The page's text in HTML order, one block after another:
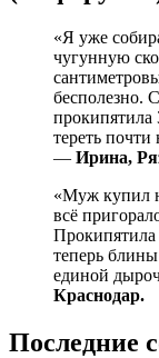
«Я уже
чугунную
бесполезно.
прокипятила
тереть
— Ирина,
«Муж купил
всё
теперь
единой
Краснодар.
Последние